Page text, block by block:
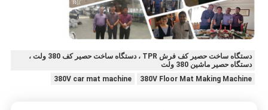
دستگاه ساخت حصیر کف فرش TPR ، دستگاه ساخت حصیر کف 380 ولت ،
دستگاه حصیر ماشین 380 ولت
380V Floor Mat Making Machine
380V car mat machine